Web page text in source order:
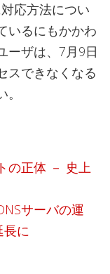
応方法につい
いるにもかかわ
ーザは、7月9日
スできなくなる
の正体 － 史上
サーバの運
長に